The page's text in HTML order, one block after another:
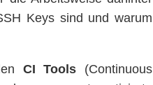
Keys sind und warum
CI Tools (Continuous